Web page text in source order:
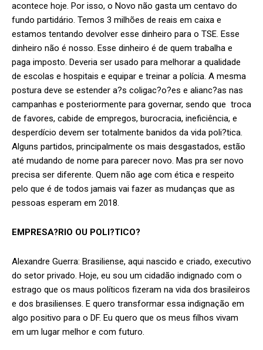
acontece hoje. Por isso, o Novo não gasta um centavo do
fundo partidário. Temos 3 milhões de reais em caixa e
estamos tentando devolver esse dinheiro para o TSE. Esse
dinheiro não é nosso. Esse dinheiro é de quem trabalha e
paga imposto. Deveria ser usado para melhorar a qualidade
de escolas e hospitais e equipar e treinar a polícia. A mesma
postura deve se estender a?s coligac?o?es e alianc?as nas
campanhas e posteriormente para governar, sendo que troca
de favores, cabide de empregos, burocracia, ineficiência, e
desperdício devem ser totalmente banidos da vida poli?tica.
Alguns partidos, principalmente os mais desgastados, estão
até mudando de nome para parecer novo. Mas pra ser novo
precisa ser diferente. Quem não age com ética e respeito
pelo que é de todos jamais vai fazer as mudanças que as
pessoas esperam em 2018.
EMPRESA?RIO OU POLI?TICO?
Alexandre Guerra: Brasiliense, aqui nascido e criado, executivo
do setor privado. Hoje, eu sou um cidadão indignado com o
estrago que os maus políticos fizeram na vida dos brasileiros
e dos brasilienses. E quero transformar essa indignação em
algo positivo para o DF. Eu quero que os meus filhos vivam
em um lugar melhor e com futuro.